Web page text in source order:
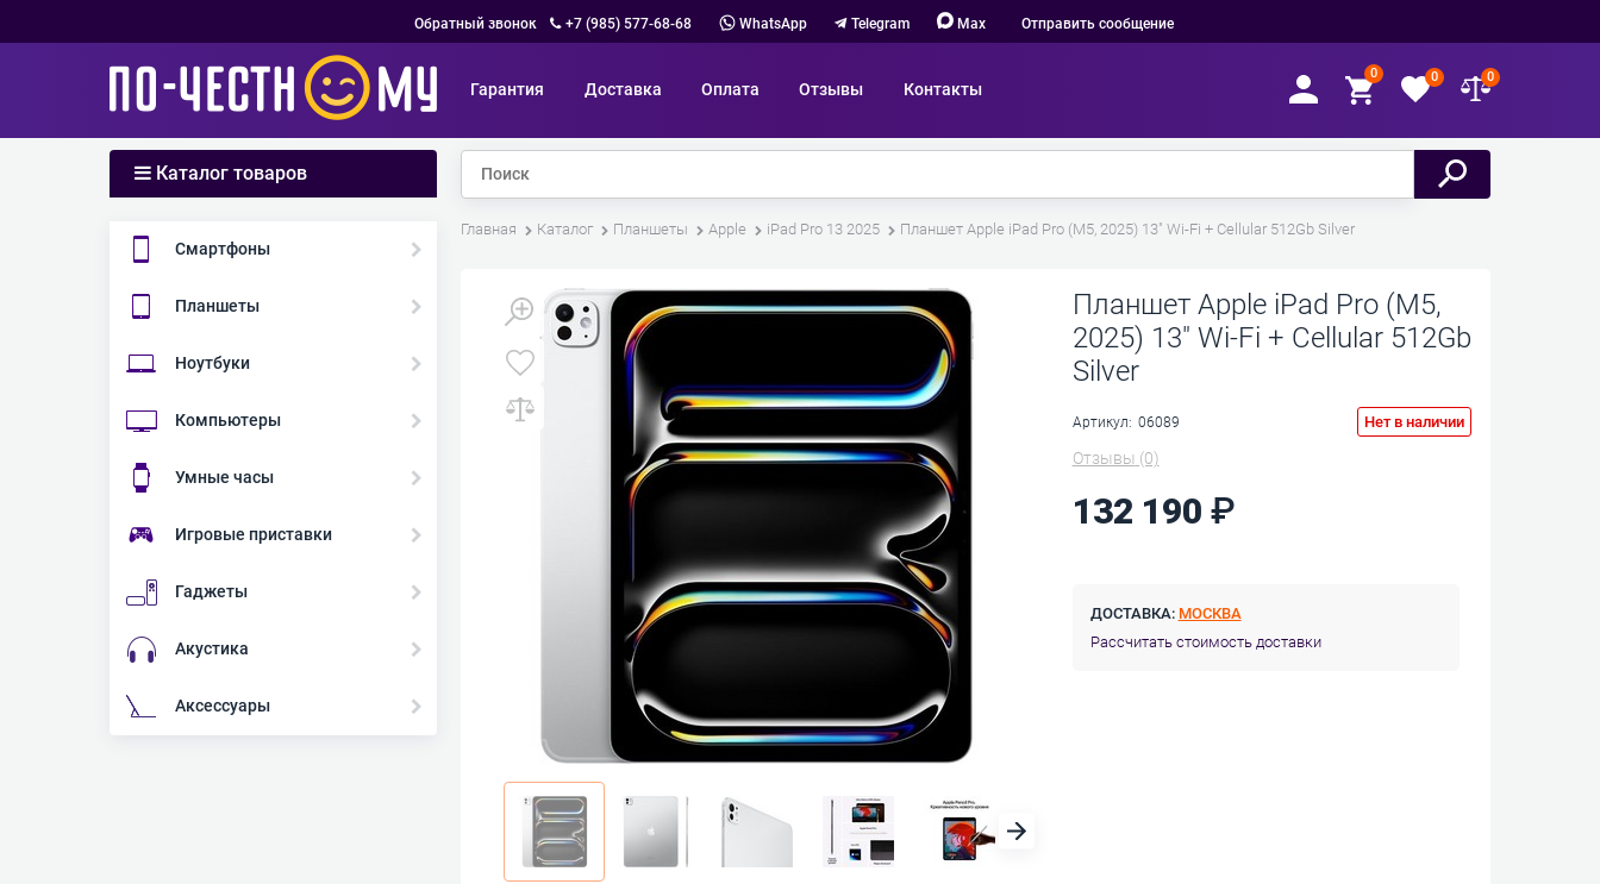
Обратный звонок +7 (985) 577-68-68 WhatsApp Telegram Max Отправить сообщение
Гарантия Доставка Оплата Отзывы Контакты
0 0 0
Каталог товаров
Смартфоны
Планшеты
Ноутбуки
Компьютеры
Умные часы
Игровые приставки
Гаджеты
Акустика
Аксессуары
Главная Каталог Планшеты Apple iPad Pro 13 2025 Планшет Apple iPad Pro (M5, 2025) 13" Wi-Fi + Cellular 512Gb Silver
Планшет Apple iPad Pro (M5,
2025) 13" Wi-Fi + Cellular 512Gb
Silver
Артикул: 06089 Нет в наличии
Отзывы (0)
132 190
ДОСТАВКА: МОСКВА
Рассчитать стоимость доставки